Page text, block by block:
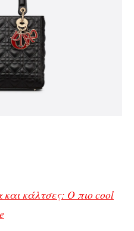
και κάλτσες: Ο πιο cool